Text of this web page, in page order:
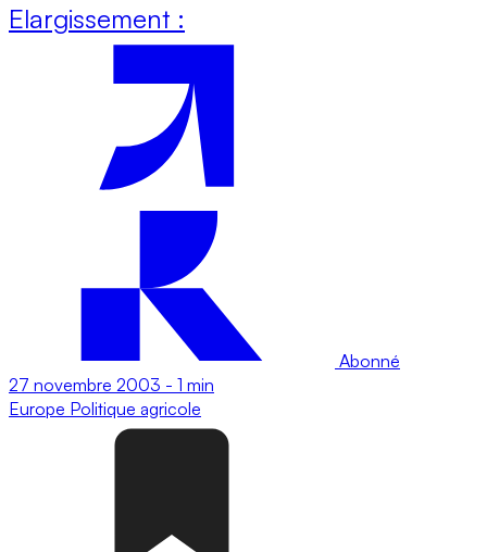
Elargissement :
Abonné
27 novembre 2003 - 1 min
Europe Politique agricole